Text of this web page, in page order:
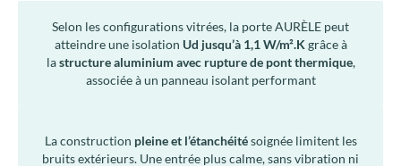
Selon les configurations vitrées, la porte AURÈLE peut
atteindre une isolation Ud jusqu’à 1,1 W/m².K grâce à
lastructure aluminium avec rupture de pont thermique,
associée à un panneau isolant performant
La construction pleine et l’étanchéitésoignée limitent les
bruits extérieurs. Une entrée plus calme, sans vibration ni